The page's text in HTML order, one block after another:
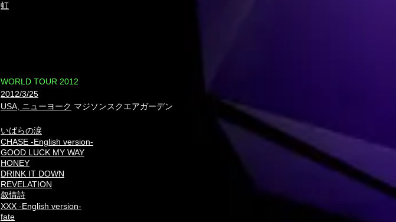
虹
​WORLD TOUR 2012
2012/3/25
USA, ニューヨーク マジソンスクエアガーデン
いばらの涙
CHASE -English version-
GOOD LUCK MY WAY
HONEY
DRINK IT DOWN
REVELATION
叙情詩
XXX -English version-
fate